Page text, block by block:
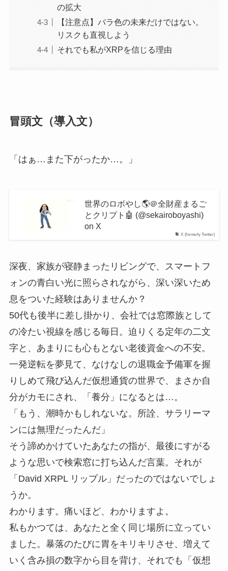
の拡大
【注意点】バラ色の未来だけではない。
リスクも直視しよう
それでも私がXRPを信じる理由
冒頭文（導入文）
「はぁ…また下がったか…。」
X (formerly Twitter)
世界のロボやし🌎＠全財産まるご
とクリプト🤖 (@sekairoboyashi)
on X
深夜、家族が寝静まったリビングで、スマートフ
ォンの青白い光に照らされながら、深い深いため
息をついた経験はありませんか？
50代も後半に差し掛かり、会社では窓際族として
の冷たい視線を感じる毎日。迫りくる定年の二文
字と、あまりにも心もとない老後資金への不安。
一発逆転を夢見て、なけなしの退職金予備軍を握
りしめて飛び込んだ仮想通貨の世界で、まさか自
分がカモにされ、「養分」になるとは…。
「もう、潮時かもしれないな。所詮、サラリーマ
ンには無理だったんだ」
そう諦めかけていたあなたの指が、最後にすがる
ような思いで検索窓に打ち込んだ言葉。それが
「David XRPL リップル」だったのではないでしょ
うか。
わかります。痛いほど、わかりますよ。
私もかつては、あなたと全く同じ場所に立ってい
ました。暴落のたびに胃をキリキリさせ、増えて
いく含み損の数字から目を背け、それでも「仮想